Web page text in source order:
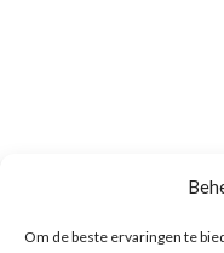
Om de beste ervaringen te